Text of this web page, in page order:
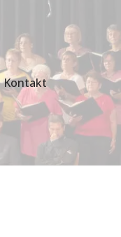
Kontakt